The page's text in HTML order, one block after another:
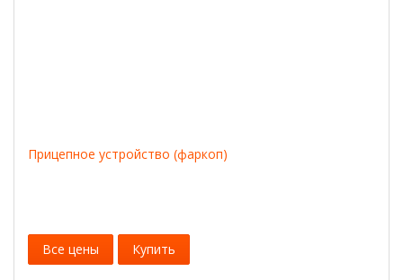
Прицепное устройство (фаркоп)
Все цены Купить